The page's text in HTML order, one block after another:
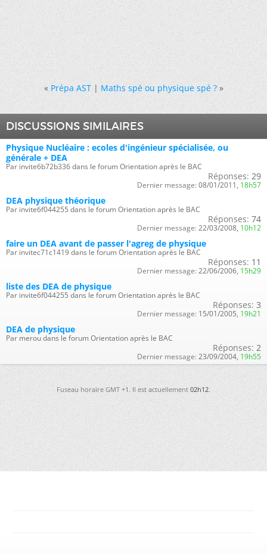
« Prépa AST|Maths spé ou physique spé ? »
DISCUSSIONS SIMILAIRES
Physique Nucléaire : ecoles d'ingénieur spécialisée, ou
générale + DEA
Par invite6b72b336 dans le forum Orientation après le BAC
Réponses: 29
Dernier message: 08/01/2011, 18h57
DEA physique théorique
Par invite6f044255 dans le forum Orientation après le BAC
Réponses: 74
Dernier message: 22/03/2008, 10h12
faire un DEA avant de passer l'agreg de physique
Par invitec71c1419 dans le forum Orientation après le BAC
Réponses: 11
Dernier message: 22/06/2006, 15h29
liste des DEA de physique
Par invite6f044255 dans le forum Orientation après le BAC
Réponses: 3
Dernier message: 15/01/2005, 19h21
DEA de physique
Par merou dans le forum Orientation après le BAC
Réponses: 2
Dernier message: 23/09/2004, 19h55
Fuseau horaire GMT +1. Il est actuellement02h12.